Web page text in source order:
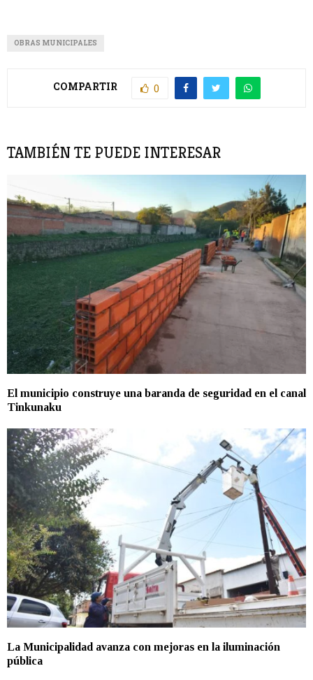
OBRAS MUNICIPALES
COMPARTIR 0
TAMBIÉN TE PUEDE INTERESAR
El municipio construye una baranda de seguridad en el canal
Tinkunaku
La Municipalidad avanza con mejoras en la iluminación
pública